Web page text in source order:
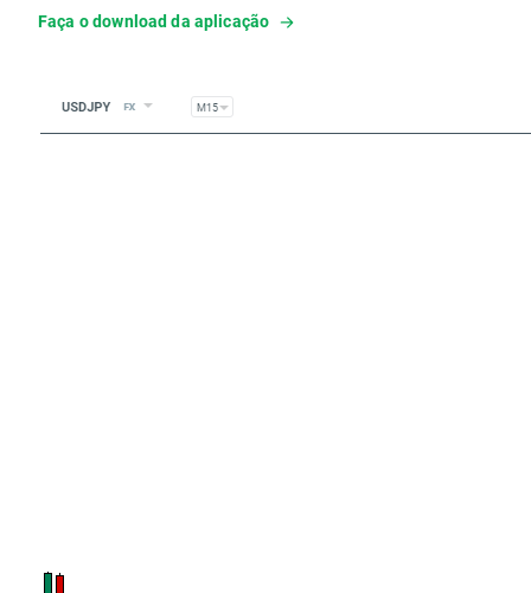
Faça o download da aplicação